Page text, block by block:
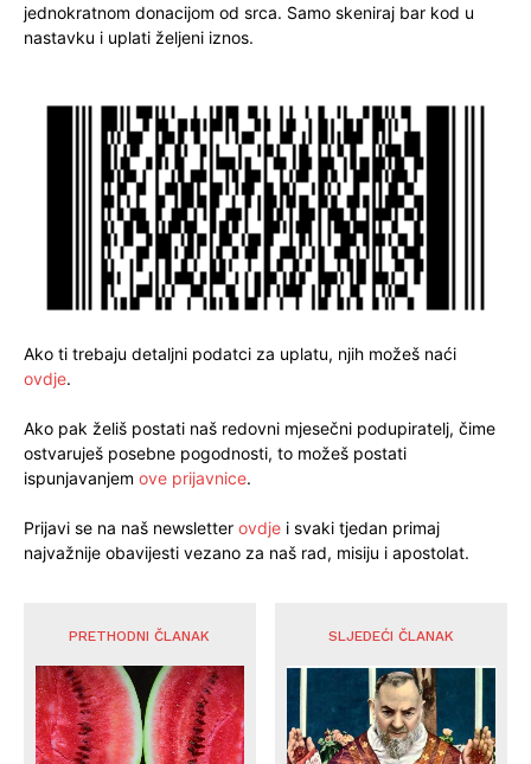
jednokratnom donacijom od srca. Samo skeniraj bar kod u
nastavku i uplati željeni iznos.
Ako ti trebaju detaljni podatci za uplatu, njih možeš naći
ovdje.
Ako pak želiš postati naš redovni mjesečni podupiratelj, čime
ostvaruješ posebne pogodnosti, to možeš postati
ispunjavanjem ove prijavnice.
Prijavi se na naš newsletter ovdje i svaki tjedan primaj
najvažnije obavijesti vezano za naš rad, misiju i apostolat.
PRETHODNI ČLANAK SLJEDEĆI ČLANAK